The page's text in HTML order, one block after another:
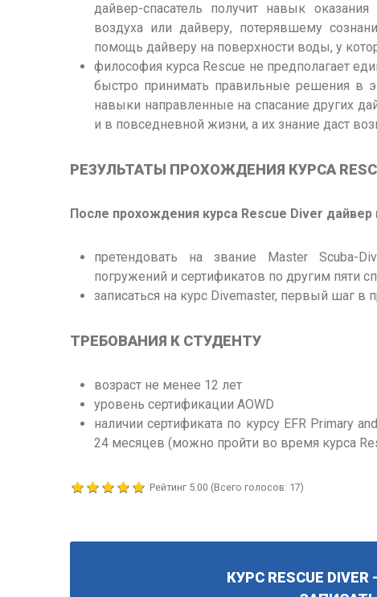
дайвер-спасатель получит навык
воздуха или дайверу, потерявшему
помощь дайверу на поверхности воды, у
философия курса Rescue не предполагает
быстро принимать правильные решения в
навыки направленные на спасание других
и в повседневной жизни, а их знание даст
РЕЗУЛЬТАТЫ ПРОХОЖДЕНИЯ КУРСА
После прохождения курса Rescue Diver
претендовать на звание Master Scuba-
погружений и сертификатов по другим пяти
записаться на курс Divemaster, первый шаг в
ТРЕБОВАНИЯ К СТУДЕНТУ
возраст не менее 12 лет
уровень сертификации AOWD
наличии сертификата по курсу EFR Primary
24 месяцев (можно пройти во время курса
Рейтинг 5.00 (Всего голосов: 17)
КУРС RESCUE